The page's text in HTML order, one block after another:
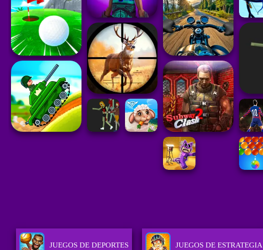
JUEGOS DE DEPORTES JUEGOS DE ESTRATEGIA